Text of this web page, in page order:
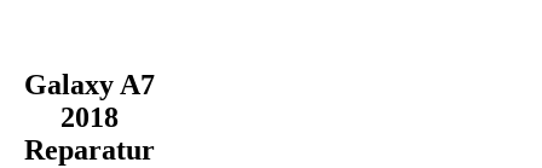
Galaxy A7
2018
Reparatur